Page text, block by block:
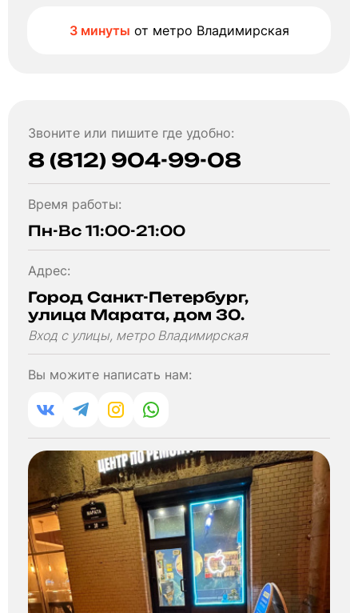
3 минуты от метро Владимирская
Звоните или пишите где удобно:
8 (812) 904-99-08
Время работы:
Пн-Вс 11:00-21:00
Адрес:
Город Санкт-Петербург,
улица Марата, дом 30.
Вход с улицы, метро Владимирская
Вы можите написать нам: